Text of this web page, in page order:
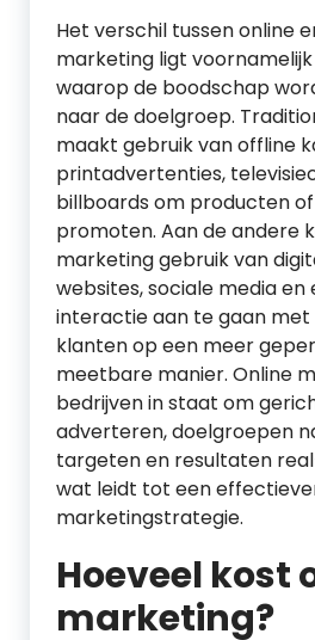
Het verschil tussen online
marketing ligt
waarop de boodschap
naar de doelgroep.
maakt gebruik van offline
printadvertenties,
billboards om producten
promoten. Aan de andere
marketing gebruik van
websites, sociale media
interactie aan te gaan
klanten op een meer
meetbare manier. Online
bedrijven in staat om
adverteren, doelgroepen
targeten en resultaten
wat leidt tot een
marketingstrategie.
Hoeveel kost
marketing?